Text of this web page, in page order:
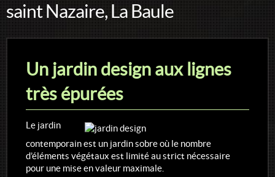
Prestations paysagiste
Entretien de jardins
Réalisations de jardins
saint Nazaire, La Baule
Un jardin design aux lignes
très épurées
Le jardin
contemporain est un jardin sobre où le nombre
d’éléments végétaux est limité au strict nécessaire
pour une mise en valeur maximale.